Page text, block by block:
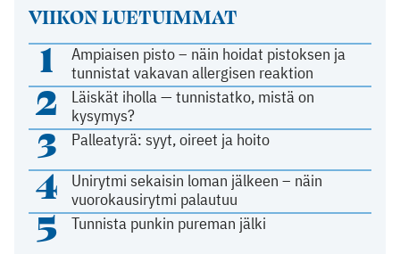
VIIKON LUETUIMMAT
1
Ampiaisen pisto – näin hoidat pistoksen ja
tunnistat vakavan allergisen reaktion
2
Läiskät iholla — tunnistatko, mistä on
kysymys?
3 Palleatyrä: syyt, oireet ja hoito
4
Unirytmi sekaisin loman jälkeen – näin
vuorokausirytmi palautuu
5 Tunnista punkin pureman jälki